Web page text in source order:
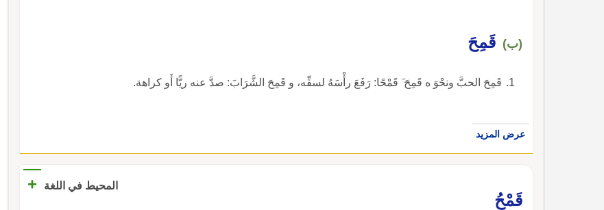
(ب) قَمِحَ
قَمِحَ الحبَّ ونحْوَ ه قَمِحَ َ قَمْحًا: رَفَعَ رأْسَهُ لسفِّه، و قَمِحَ الشَّرَابَ: صدَّ عنه ريًّا أَو كراهة.
عرض المزيد
المحيط في اللغة
+
قَمْحُ